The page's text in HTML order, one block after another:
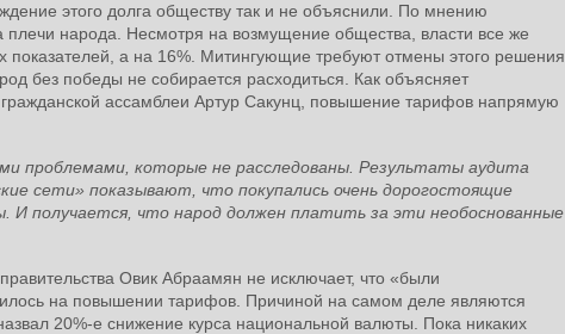
этого долга обществу так и не объяснили. По мнению
плечи народа. Несмотря на возмущение общества, власти все же
а на 16%. Митингующие требуют отмены этого решения,
без победы не собирается расходиться. Как объясняет
ассамблеи Артур Сакунц, повышение тарифов напрямую
проблемами, которые не расследованы. Результаты аудита
сети» показывают, что покупались очень дорогостоящие
И получается, что народ должен платить за эти необоснованные
Овик Абраамян не исключает, что «были
на повышении тарифов. Причиной на самом деле являются
20%-е снижение курса национальной валюты. Пока никаких